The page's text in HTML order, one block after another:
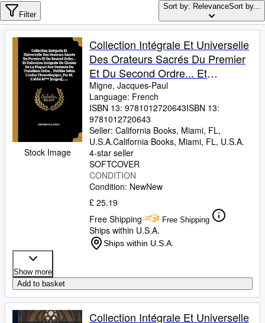
Rare Books
Art & Collectables
Textbooks
Sellers
Start Selling
CLOSE
Filter
Sort by: RelevanceSort by...
Stock Image
Collection Intégrale Et Universelle
Des Orateurs Sacrés Du Premier
Et Du Second Ordre... Et
Collection Intégrale Ou Choisie De
La Plupart Des Orateurs ... L'abbé
M*** [migne], ...... (French Edition)
Migne, Jacques-Paul
Language: French
ISBN 13: 9781012720643ISBN 13:
9781012720643
Seller: California Books, Miami, FL,
U.S.A.California Books, Miami, FL, U.S.A.
4-star seller
SOFTCOVER
CONDITION
Condition: NewNew
£ 25.19
Free Shipping
Free Shipping
Ships within U.S.A.
Ships within U.S.A.
Show more
Add to basket
Collection Intégrale Et Universelle